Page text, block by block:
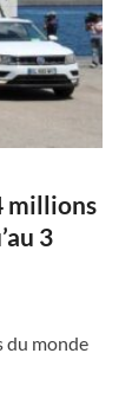
millions
3
du monde